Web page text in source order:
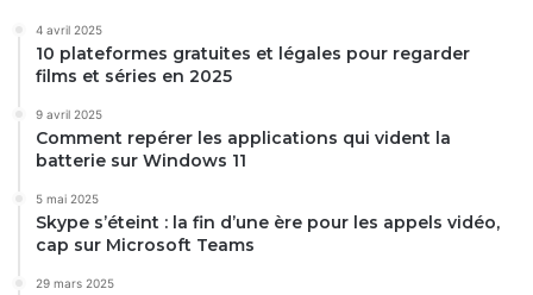
4 avril 2025
10 plateformes gratuites et légales pour regarder
films et séries en 2025
9 avril 2025
Comment repérer les applications qui vident la
batterie sur Windows 11
5 mai 2025
Skype s’éteint : la fin d’une ère pour les appels vidéo,
cap sur Microsoft Teams
29 mars 2025